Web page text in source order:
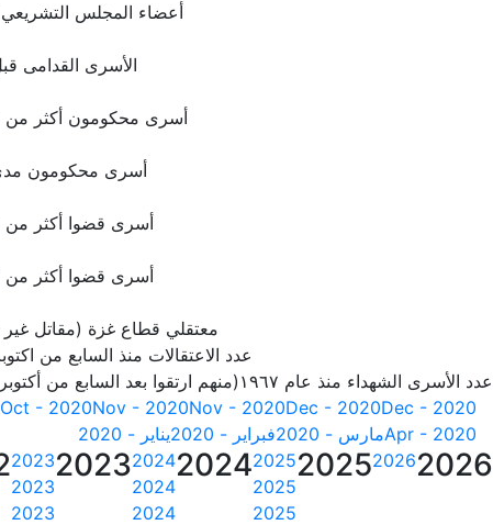
أعضاء المجلس
الأسرى القدامى
أسرى محكومون أكثر من 20 سنة
أسرى محكومون مدى
أسرى قضوا أكثر من 20 سنة
أسرى قضوا أكثر من 25 سنة
معتقلي قطاع غزة (مقاتل
عدد الاعتقالات منذ السابع من اكتوبر
عدد الأسرى الشهداء منذ عام ١٩٦٧(منهم ارتقوا بعد السابع من أكتوبر 2023)
Dec - 2020
Dec - 2020
Nov - 2020
Nov - 2020
Oct - 2020
Apr - 2020مارس - 2020 فبراير - 2020 يناير - 2020
2026
2026
2025
2025
2025
2025
2024
2024
2024
2024
2023
2023
2023
2023